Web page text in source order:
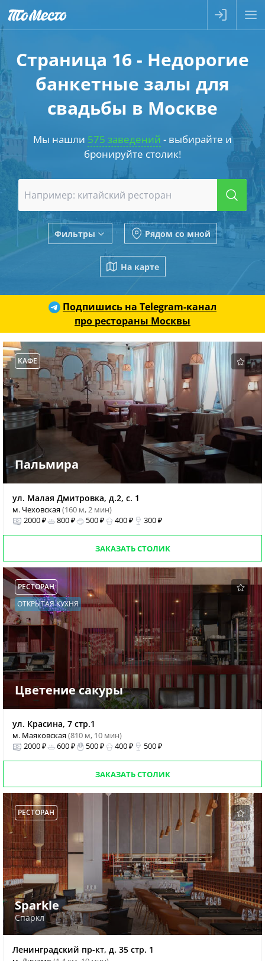
Страница 16 - Недорогие
банкетные залы для
свадьбы в Москве
Мы нашли 575 заведений - выбирайте и
бронируйте столик!
Фильтры Рядом со мной
На карте
Подпишись на Telegram-канал
про рестораны Москвы
КАФЕ
Пальмира
ул. Малая Дмитровка, д.2, с. 1
м. Чеховская(160 м, 2 мин)
2000 ₽
800 ₽ 500 ₽ 400 ₽ 300 ₽
ЗАКАЗАТЬ СТОЛИК
РЕСТОРАН
ОТКРЫТАЯ КУХНЯ
Цветение сакуры
ул. Красина, 7 стр.1
м. Маяковская(810 м, 10 мин)
2000 ₽
600 ₽ 500 ₽ 400 ₽ 500 ₽
ЗАКАЗАТЬ СТОЛИК
РЕСТОРАН
Sparkle
Спаркл
Ленинградский пр-кт, д. 35 стр. 1